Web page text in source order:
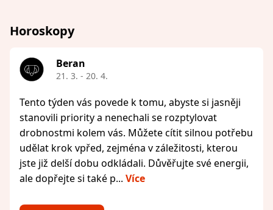
Horoskopy
Beran
21. 3. - 20. 4.
Tento týden vás povede k tomu, abyste si jasněji
stanovili priority a nenechali se rozptylovat
drobnostmi kolem vás. Můžete cítit silnou potřebu
udělat krok vpřed, zejména v záležitosti, kterou
jste již delší dobu odkládali. Důvěřujte své energii,
ale dopřejte si také p... Více